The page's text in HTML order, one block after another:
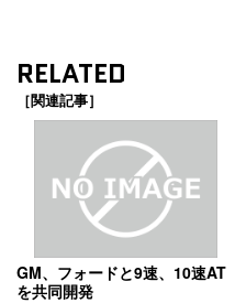
RELATED
［関連記事］
GM、フォードと9速、10速AT
を共同開発